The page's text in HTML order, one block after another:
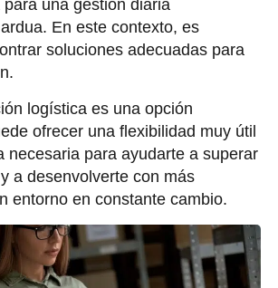
una gestión diaria
En este contexto, es
soluciones adecuadas para
logística es una opción
ofrecer una flexibilidad muy útil
necesaria para ayudarte a superar
a desenvolverte con más
entorno en constante cambio.